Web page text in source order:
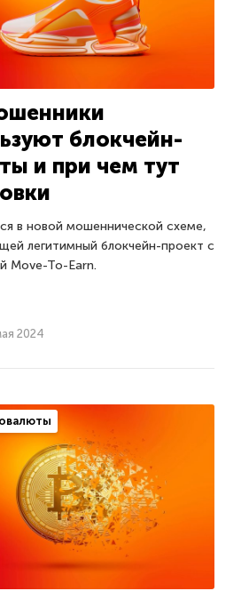
блокчейн-
и при чем тут
в новой мошеннической схеме,
легитимный блокчейн-проект с
Move-To-Earn.
2024